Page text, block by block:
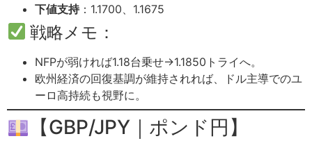
下値支持：1.1700、1.1675
戦略メモ：
NFPが弱ければ1.18台乗せ→1.1850トライへ。
欧州経済の回復基調が維持されれば、ドル主導でのユ
ーロ高持続も視野に。
【GBP/JPY｜ポンド円】